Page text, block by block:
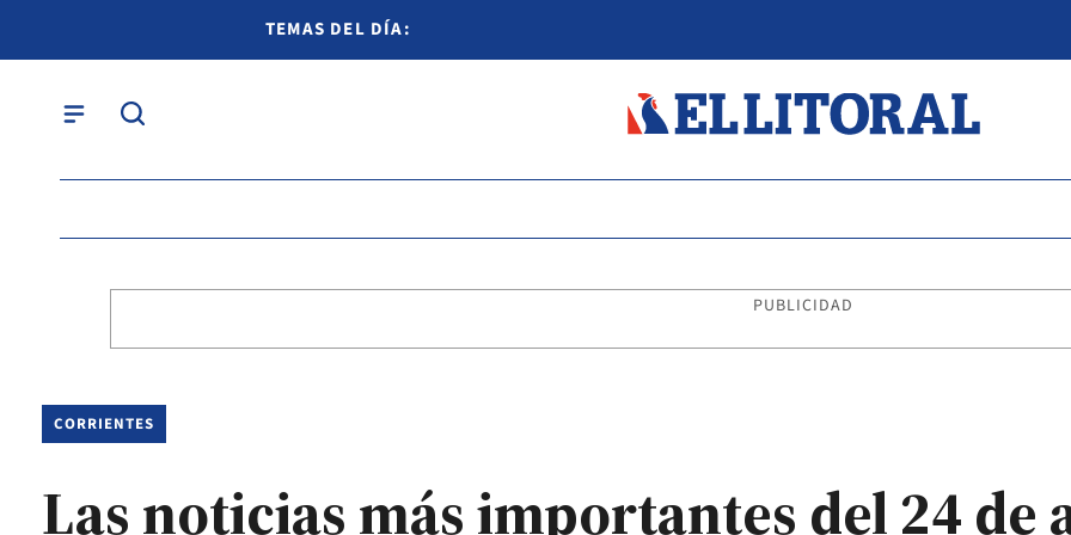
TEMAS DEL DÍA:
PUBLICIDAD
CORRIENTES
Las noticias más importantes del 24 de